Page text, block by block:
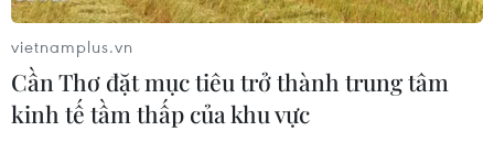
TIN CÙNG CHUYÊN MỤC
ASEAN Cup 2026: Malaysia sẵn sàng
tạo bất ngờ trước Việt Nam
vietnamplus.vn
Cần Thơ đặt mục tiêu trở thành trung tâm
kinh tế tầm thấp của khu vực